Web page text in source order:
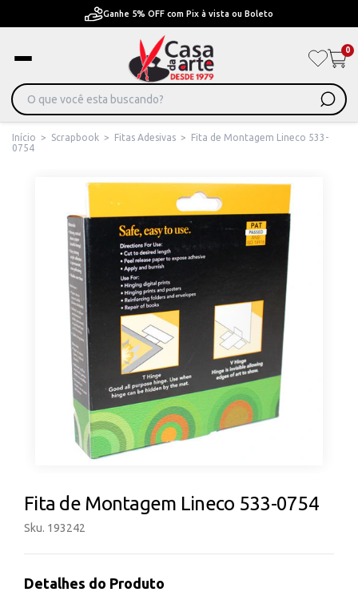
Ganhe 5% OFF com Pix à vista ou Boleto
0
Início > Scrapbook > Fitas Adesivas >
Fita de Montagem Lineco 533-
0754
Fita de Montagem Lineco 533-0754
Sku. 193242
Detalhes do Produto